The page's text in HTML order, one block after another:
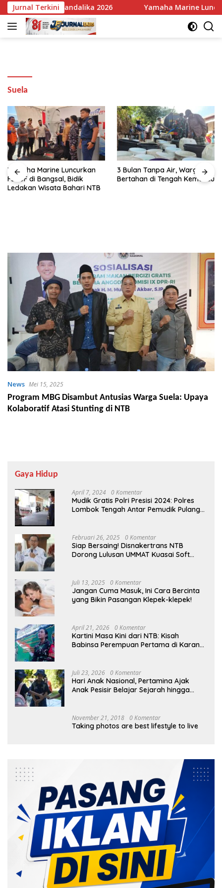
Langsung
ke
konten
Jurnal Terkini
ARRC Mandalika 2026 Yamaha Marine Luncurkan
Suela
Yamaha Marine Luncurkan
F300F di Bangsal, Bidik
Ledakan Wisata Bahari NTB
3 Bulan Tanpa Air, Warga
Bertahan di Tengah Kemarau
News Mei 15, 2025
Program MBG Disambut Antusias Warga Suela: Upaya
Kolaboratif Atasi Stunting di NTB
Gaya Hidup
April 7, 2024 0 Komentar
Mudik Gratis Polri Presisi 2024: Polres
Lombok Tengah Antar Pemudik Pulang
Februari 26, 2025 0 Komentar
Siap Bersaing! Disnakertrans NTB
Dorong Lulusan UMMAT Kuasai Soft
Juli 13, 2025 0 Komentar
Jangan Cuma Masuk, Ini Cara Bercinta
yang Bikin Pasangan Klepek-klepek!
April 21, 2026 0 Komentar
Kartini Masa Kini dari NTB: Kisah
Babinsa Perempuan Pertama di Karang
Juli 23, 2026 0 Komentar
Hari Anak Nasional, Pertamina Ajak
Anak Pesisir Belajar Sejarah hingga
November 21, 2018 0 Komentar
Taking photos are best lifestyle to live